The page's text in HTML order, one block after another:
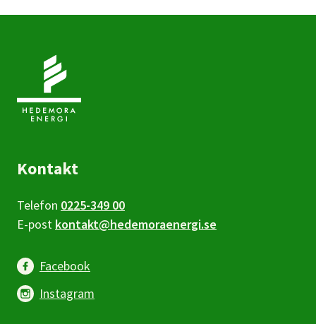
Kontakt
Telefon 0225-349 00
E-post kontakt@hedemoraenergi.se
Facebook
Instagram